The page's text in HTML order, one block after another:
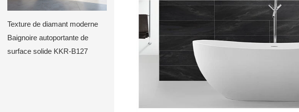
Texture de diamant moderne
Baignoire autoportante de
surface solide KKR-B127